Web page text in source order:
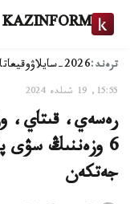
KAZINFORM
ترەند:2026-سايلاۋ وقيعا
15:55, 19 شىلدە 2024
رەسەي، قىتاي،
6 وزەننىڭ سۋى
جەتكەن